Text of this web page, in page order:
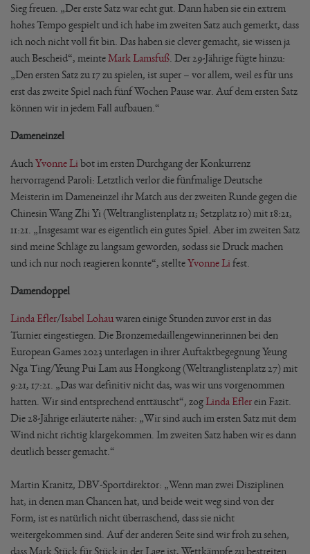
Sieg freuen. „Der erste Satz war echt gut. Dann haben sie ein extrem
hohes Tempo gespielt und ich habe im zweiten Satz auch gemerkt, dass
ich noch nicht voll fit bin. Das haben sie clever gemacht, sie wissen ja
auch Bescheid“, meinteMark Lamsfuß . Der 29-Jährige fügte hinzu:
„Den ersten Satz zu 17 zu spielen, ist super – vor allem, weil es für uns
erst das zweite Spiel nach fünf Wochen Pause war. Auf dem ersten Satz
können wir in jedem Fall aufbauen.“
Dameneinzel
Auch Yvonne Li bot im ersten Durchgang der Konkurrenz
hervorragend Paroli: Letztlich verlor die fünfmalige Deutsche
Meisterin im Dameneinzel ihr Match aus der zweiten Runde gegen die
Chinesin Wang Zhi Yi (Weltranglistenplatz 11; Setzplatz 10) mit 18:21,
11:21. „Insgesamt war es eigentlich ein gutes Spiel. Aber im zweiten Satz
sind meine Schläge zu langsam geworden, sodass sie Druck machen
und ich nur noch reagieren konnte“, stellteYvonne Li fest.
Damendoppel
Linda Efler/Isabel Lohau waren einige Stunden zuvor erst in das
Turnier eingestiegen. Die Bronzemedaillengewinnerinnen bei den
European Games 2023 unterlagen in ihrer Auftaktbegegnung Yeung
Nga Ting/Yeung Pui Lam aus Hongkong (Weltranglistenplatz 27) mit
9:21, 17:21. „Das war definitiv nicht das, was wir uns vorgenommen
hatten. Wir sind entsprechend enttäuscht“, zog Linda Eflerein Fazit.
Die 28-Jährige erläuterte näher: „Wir sind auch im ersten Satz mit dem
Wind nicht richtig klargekommen. Im zweiten Satz haben wir es dann
deutlich besser gemacht.“
Martin Kranitz, DBV-Sportdirektor: „Wenn man zwei Disziplinen
hat, in denen man Chancen hat, und beide weit weg sind von der
Form, ist es natürlich nicht überraschend, dass sie nicht
weitergekommen sind. Auf der anderen Seite sind wir froh zu sehen,
dass Mark Stück für Stück in der Lage ist, Wettkämpfe zu bestreiten.